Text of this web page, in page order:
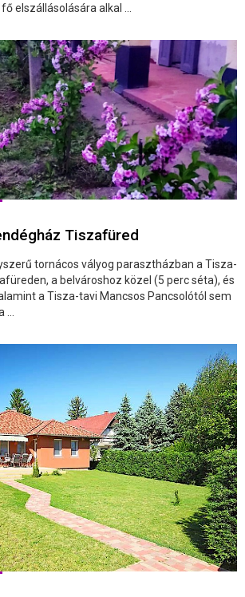
elszállásolására alkal ...
Tiszafüred
tornácos vályog parasztházban a Tisza-
a belvároshoz közel (5 perc séta), és
a Tisza-tavi Mancsos Pancsolótól sem